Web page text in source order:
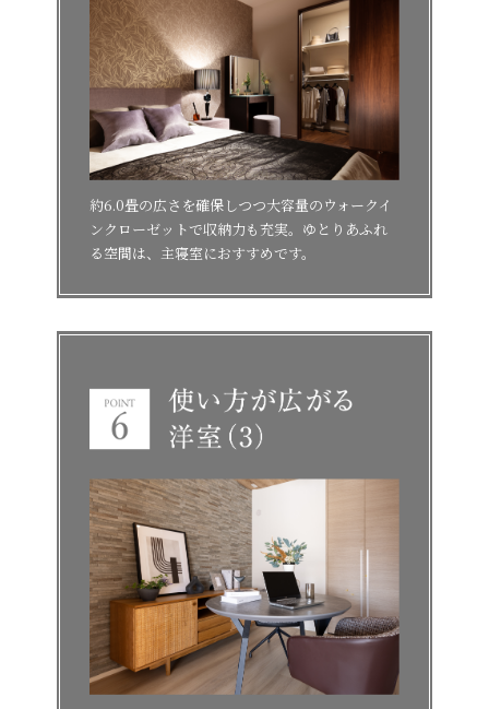
約6.0畳の広さを確保しつつ大容量のウォークイ
ンクローゼットで収納力も充実。ゆとりあふれ
る空間は、主寝室におすすめです。